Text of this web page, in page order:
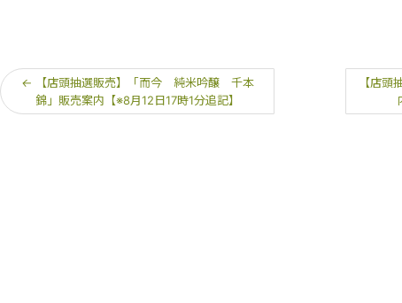
← 【店頭抽選販売】「而今 純米吟醸 千本
錦」販売案内【※8月12日17時1分追記】
【店